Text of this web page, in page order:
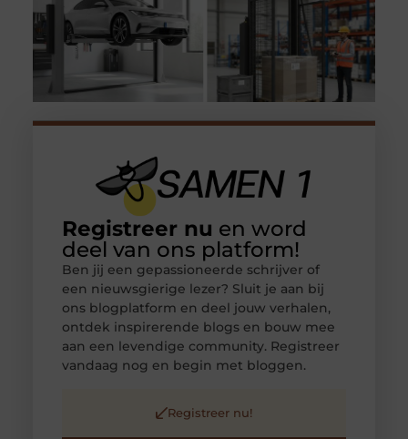
Registreer nu en word
deel van ons platform!
Ben jij een gepassioneerde schrijver of
een nieuwsgierige lezer? Sluit je aan bij
ons blogplatform en deel jouw verhalen,
ontdek inspirerende blogs en bouw mee
aan een levendige community. Registreer
vandaag nog en begin met bloggen.
Registreer nu!